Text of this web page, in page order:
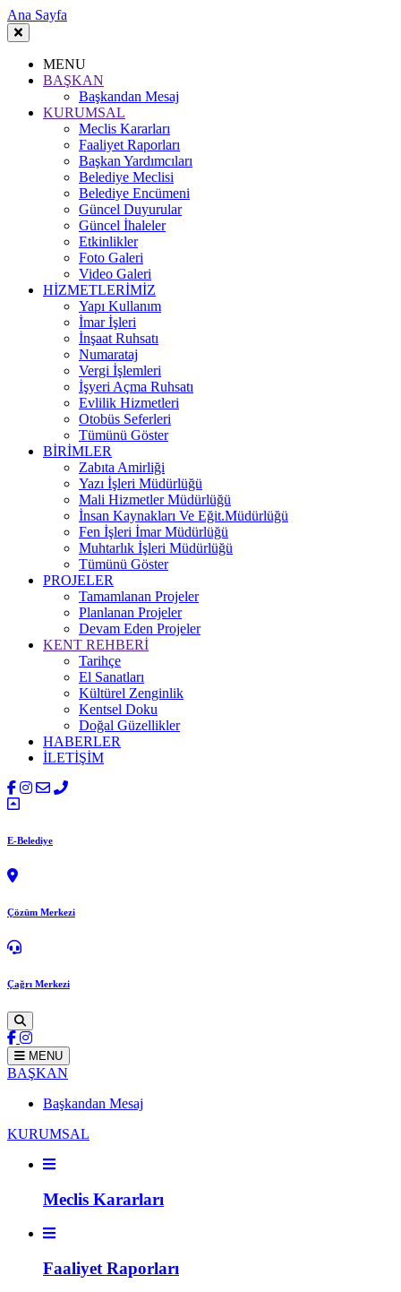
Ana Sayfa
MENU
BAŞKAN
Başkandan Mesaj
KURUMSAL
Meclis Kararları
Faaliyet Raporları
Başkan Yardımcıları
Belediye Meclisi
Belediye Encümeni
Güncel Duyurular
Güncel İhaleler
Etkinlikler
Foto Galeri
Video Galeri
HİZMETLERİMİZ
Yapı Kullanım
İmar İşleri
İnşaat Ruhsatı
Numarataj
Vergi İşlemleri
İşyeri Açma Ruhsatı
Evlilik Hizmetleri
Otobüs Seferleri
Tümünü Göster
BİRİMLER
Zabıta Amirliği
Yazı İşleri Müdürlüğü
Mali Hizmetler Müdürlüğü
İnsan Kaynakları Ve Eğit.Müdürlüğü
Fen İşleri İmar Müdürlüğü
Muhtarlık İşleri Müdürlüğü
Tümünü Göster
PROJELER
Tamamlanan Projeler
Planlanan Projeler
Devam Eden Projeler
KENT REHBERİ
Tarihçe
El Sanatları
Kültürel Zenginlik
Kentsel Doku
Doğal Güzellikler
HABERLER
İLETİŞİM
E-Belediye
Çözüm Merkezi
Çağrı Merkezi
MENU
BAŞKAN
Başkandan Mesaj
KURUMSAL
Meclis Kararları
Faaliyet Raporları